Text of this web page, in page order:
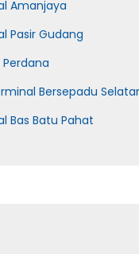
Amanjaya
Pasir Gudang
Bersepadu
Bas Batu Pahat